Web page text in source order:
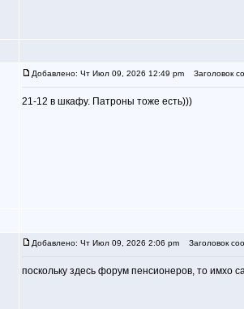
Добавлено: Чт Июл 09, 2026 12:49 pm Заголовок
21-12 в шкафу. Патроны тоже есть)))
Добавлено: Чт Июл 09, 2026 2:06 pm Заголовок
поскольку здесь форум пенсионеров, то имхо